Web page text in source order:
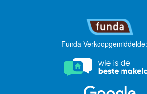
Funda Verkoopgemiddelde: